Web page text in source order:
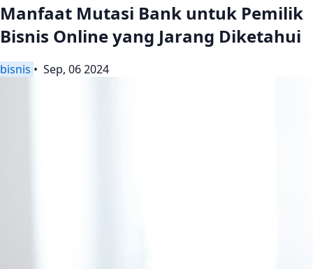
Manfaat Mutasi Bank untuk Pemilik
Bisnis Online yang Jarang Diketahui
bisnis • Sep, 06 2024